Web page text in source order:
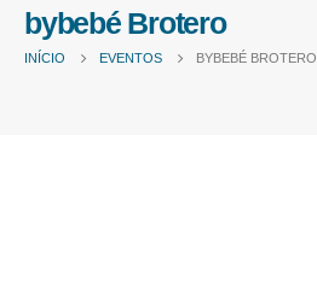
bybebé Brotero
INÍCIO EVENTOS BYBEBÉ BROTERO